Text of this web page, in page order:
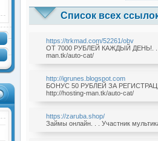
Список всех
https://trkmad.com/52261/obv
ОТ 7000 РУБЛЕЙ КАЖДЫЙ ДЕНЬ!. . .
man.tk/auto-cat/
http://igrunes.blogspot.com
БОНУС 50 РУБЛЕЙ ЗА
http://hosting-man.tk/auto-cat/
https://zaruba.shop/
Займы онлайн. . . Участник